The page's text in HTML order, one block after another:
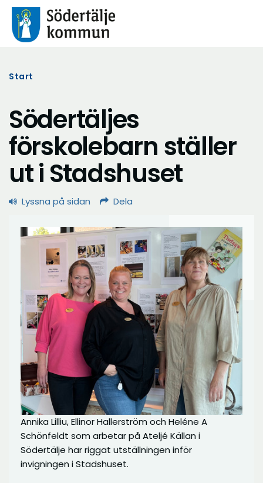
Start
Södertäljes
förskolebarn ställer
ut i Stadshuset
Lyssna på sidan Dela
Annika Lilliu, Ellinor Hallerström och Heléne A
Schönfeldt som arbetar på Ateljé Källan i
Södertälje har riggat utställningen inför
invigningen i Stadshuset.